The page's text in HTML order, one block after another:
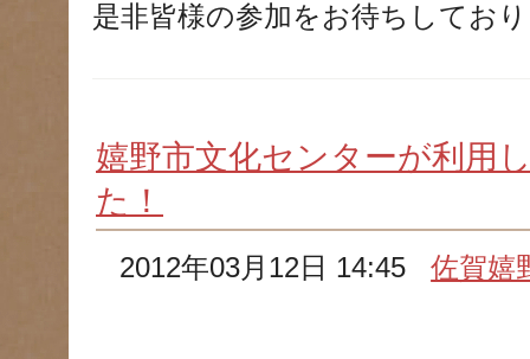
是非皆様の参加をお待ちしてお
嬉野市文化センターが利用
た！
2012年03月12日 14:45佐賀嬉